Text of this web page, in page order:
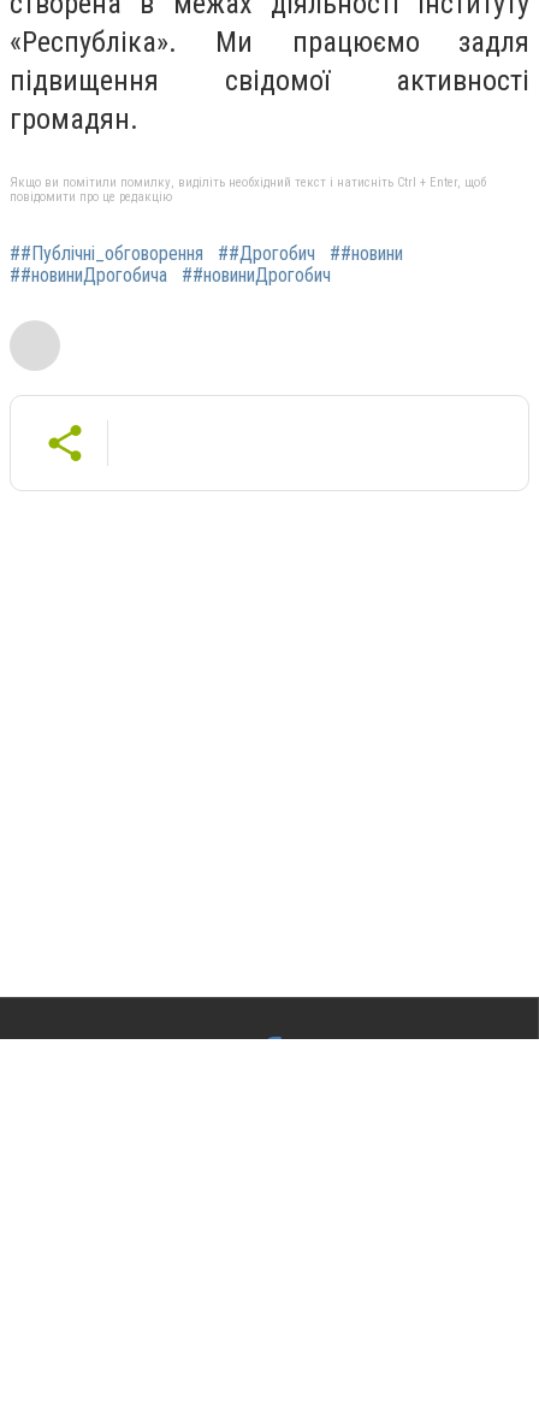
«Республіка». Ми працюємо задля
підвищення свідомої активності
громадян.
Якщо ви помітили помилку, виділіть необхідний текст і натисніть Ctrl + Enter, щоб
повідомити про це редакцію
##Публічні_обговорення ##Дрогобич
##новини
##новиниДрогобича
##новиниДрогобич